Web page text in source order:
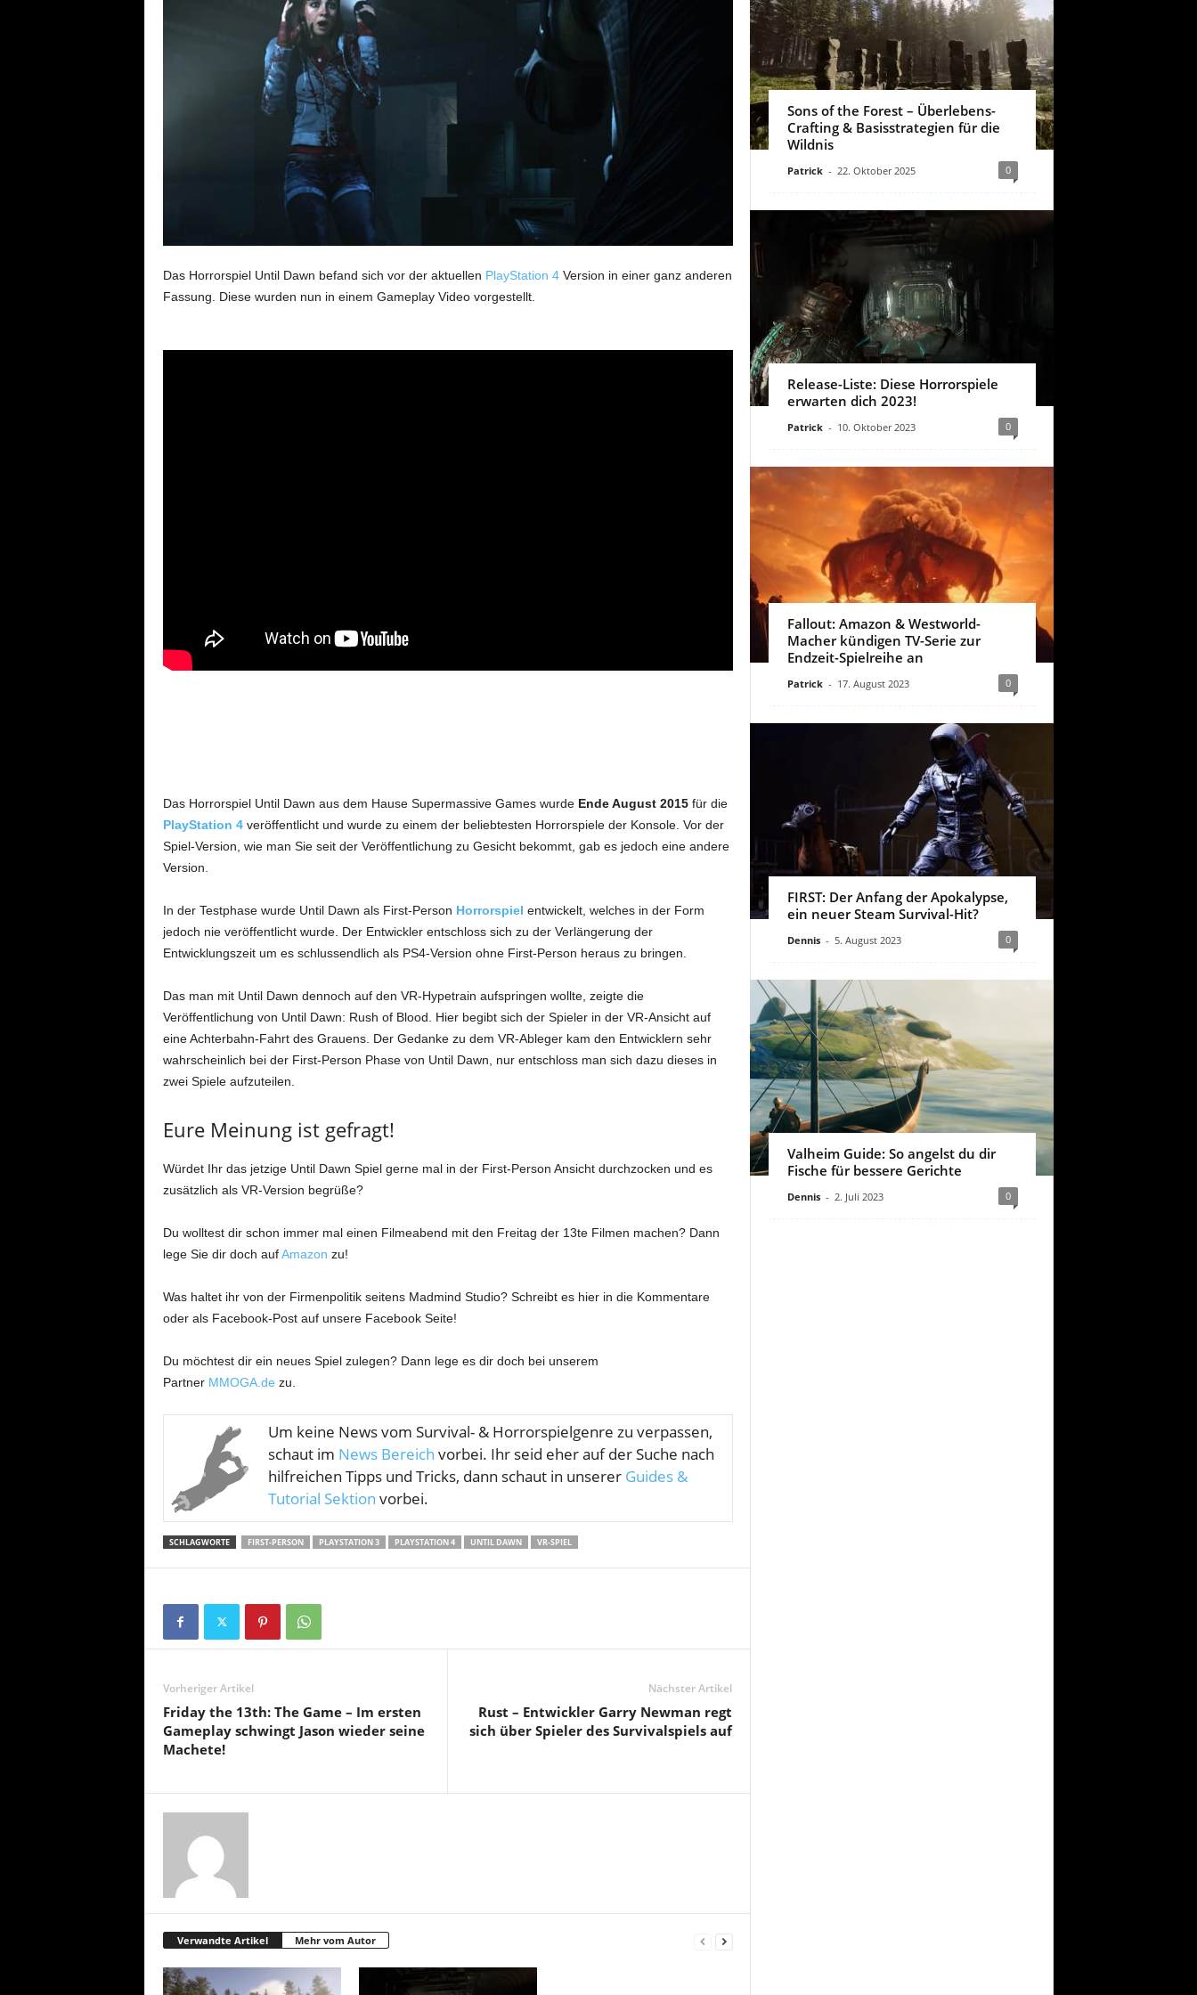
Das Horrorspiel Until Dawn befand sich vor der aktuellen PlayStation 4Version in einer ganz anderen
Fassung. Diese wurden nun in einem Gameplay Video vorgestellt.
Das Horrorspiel Until Dawn aus dem Hause Supermassive Games wurde Ende August 2015für die
PlayStation 4veröffentlicht und wurde zu einem der beliebtesten Horrorspiele der Konsole. Vor der
Spiel-Version, wie man Sie seit der Veröffentlichung zu Gesicht bekommt, gab es jedoch eine andere
Version.
In der Testphase wurde Until Dawn als First-Person Horrorspiel entwickelt, welches in der Form
jedoch nie veröffentlicht wurde. Der Entwickler entschloss sich zu der Verlängerung der
Entwicklungszeit um es schlussendlich als PS4-Version ohne First-Person heraus zu bringen.
Das man mit Until Dawn dennoch auf den VR-Hypetrain aufspringen wollte, zeigte die
Veröffentlichung von Until Dawn: Rush of Blood. Hier begibt sich der Spieler in der VR-Ansicht auf
eine Achterbahn-Fahrt des Grauens. Der Gedanke zu dem VR-Ableger kam den Entwicklern sehr
wahrscheinlich bei der First-Person Phase von Until Dawn, nur entschloss man sich dazu dieses in
zwei Spiele aufzuteilen.
Eure Meinung ist gefragt!
Würdet Ihr das jetzige Until Dawn Spiel gerne mal in der First-Person Ansicht durchzocken und es
zusätzlich als VR-Version begrüße?
Du wolltest dir schon immer mal einen Filmeabend mit den Freitag der 13te Filmen machen? Dann
lege Sie dir doch aufAmazon zu!
Was haltet ihr von der Firmenpolitik seitens Madmind Studio? Schreibt es hier in die Kommentare
oder als Facebook-Post auf unsere Facebook Seite!
Du möchtest dir ein neues Spiel zulegen? Dann lege es dir doch bei unserem
Partner MMOGA.de zu.
Um keine News vom Survival- & Horrorspielgenre zu verpassen,
schaut im News Bereich vorbei. Ihr seid eher auf der Suche nach
hilfreichen Tipps und Tricks, dann schaut in unserer Guides &
Tutorial Sektion vorbei.
SCHLAGWORTE FIRST-PERSON PLAYSTATION 3 PLAYSTATION 4 UNTIL DAWN VR-SPIEL
Vorheriger Artikel
Friday the 13th: The Game – Im ersten
Gameplay schwingt Jason wieder seine
Machete!
Nächster Artikel
Rust – Entwickler Garry Newman regt
sich über Spieler des Survivalspiels auf
Verwandte Artikel Mehr vom Autor
Sons of the Forest – Überlebens-
Crafting & Basisstrategien für die
Wildnis
Patrick - 22. Oktober 2025 0
Release-Liste: Diese Horrorspiele
erwarten dich 2023!
Patrick - 10. Oktober 2023 0
Fallout: Amazon & Westworld-
Macher kündigen TV-Serie zur
Endzeit-Spielreihe an
Patrick - 17. August 2023 0
FIRST: Der Anfang der Apokalypse,
ein neuer Steam Survival-Hit?
Dennis - 5. August 2023 0
Valheim Guide: So angelst du dir
Fische für bessere Gerichte
Dennis - 2. Juli 2023 0